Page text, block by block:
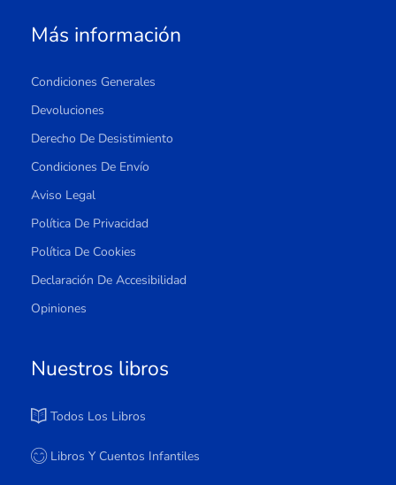
Más información
Condiciones Generales
Devoluciones
Derecho De Desistimiento
Condiciones De Envío
Aviso Legal
Política De Privacidad
Política De Cookies
Declaración De Accesibilidad
Opiniones
Nuestros libros
Todos Los Libros
Libros Y Cuentos Infantiles